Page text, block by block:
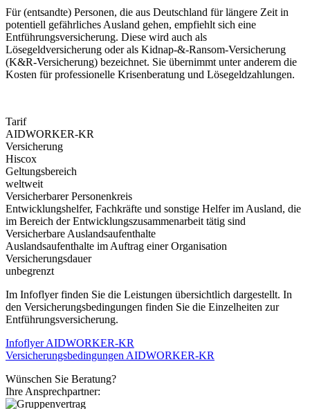
Für (entsandte) Personen, die aus Deutschland für längere Zeit in
potentiell gefährliches Ausland gehen, empfiehlt sich eine
Entführungsversicherung. Diese wird auch als
Lösegeldversicherung oder als Kidnap-&-Ransom-Versicherung
(K&R-Versicherung) bezeichnet. Sie übernimmt unter anderem die
Kosten für professionelle Krisenberatung und Lösegeldzahlungen.
Tarif
AIDWORKER-KR
Versicherung
Hiscox
Geltungsbereich
weltweit
Versicherbarer Personenkreis
Entwicklungshelfer, Fachkräfte und sonstige Helfer im Ausland, die
im Bereich der Entwicklungszusammenarbeit tätig sind
Versicherbare Auslandsaufenthalte
Auslandsaufenthalte im Auftrag einer Organisation
Versicherungsdauer
unbegrenzt
Im Infoflyer finden Sie die Leistungen übersichtlich dargestellt. In
den Versicherungsbedingungen finden Sie die Einzelheiten zur
Entführungsversicherung.
Infoflyer AIDWORKER-KR
Versicherungsbedingungen AIDWORKER-KR
Wünschen Sie Beratung?
Ihre Ansprechpartner: